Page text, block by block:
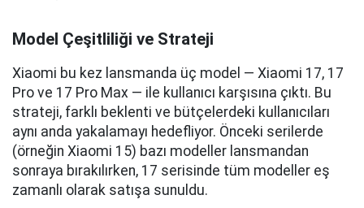
Model Çeşitliliği ve Strateji
Xiaomi bu kez lansmanda üç model — Xiaomi 17, 17
Pro ve 17 Pro Max — ile kullanıcı karşısına çıktı. Bu
strateji, farklı beklenti ve bütçelerdeki kullanıcıları
aynı anda yakalamayı hedefliyor. Önceki serilerde
(örneğin Xiaomi 15) bazı modeller lansmandan
sonraya bırakılırken, 17 serisinde tüm modeller eş
zamanlı olarak satışa sunuldu.